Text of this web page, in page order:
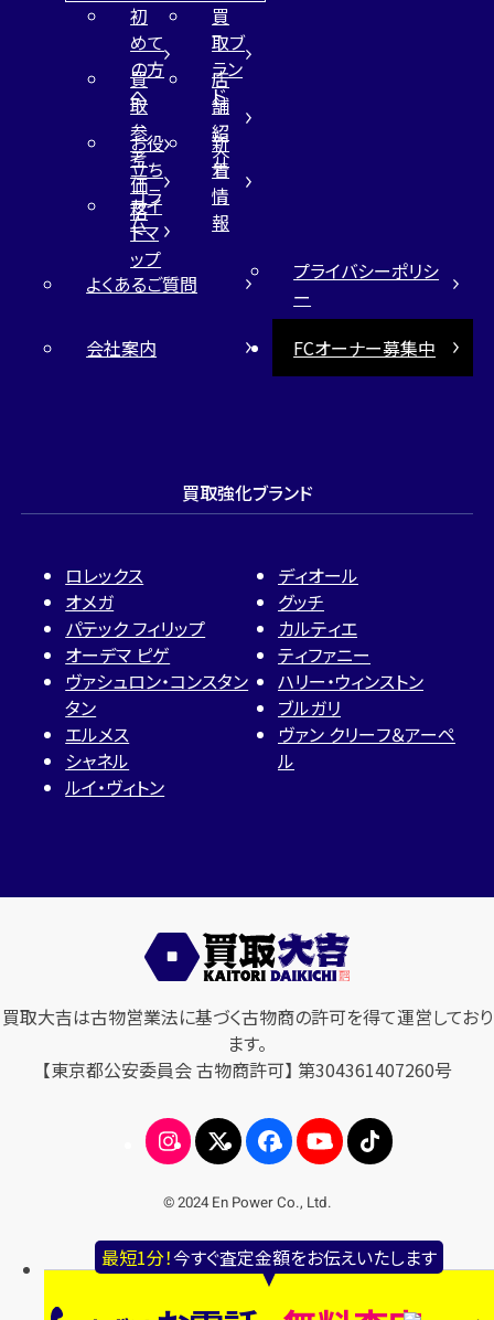
最短1分！今すぐ査定金額をお伝えいたします
初
めて
の方
へ
買
取ブ
ラン
ド
買
取
参
考
価
格
店
舗
紹
介
お役
立ち
コラ
ム
新
着
情
報
サイ
トマ
ップ
よくあるご質問
プライバシーポリシ
ー
会社案内
FCオーナー募集中
買取強化ブランド
ロレックス
オメガ
パテック フィリップ
オーデマ ピゲ
ヴァシュロン・コンスタン
タン
エルメス
シャネル
ルイ・ヴィトン
ディオール
グッチ
カルティエ
ティファニー
ハリー・ウィンストン
ブルガリ
ヴァン クリーフ＆アーペ
ル
買取大吉は古物営業法に基づく古物商の許可を得て運営しており
ます。
【東京都公安委員会 古物商許可】 第304361407260号
© 2024 En Power Co., Ltd.